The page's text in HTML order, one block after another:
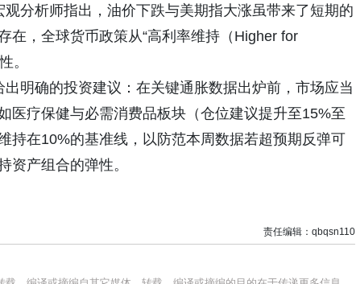
观分析师指出 ，油价下跌与美期指大涨虽带来了短期的
在，全球货币政策从“高利率维持（Higher for
。
明确的投资建议：在关键通胀数据出炉前， 市场应当
医疗保健与必需消费品板块（仓位建议提升至15%至
持在10%的基准线 ，以防范本周数据若超预期反弹可
资产组合的弹性。
责任编辑：qbqsn110